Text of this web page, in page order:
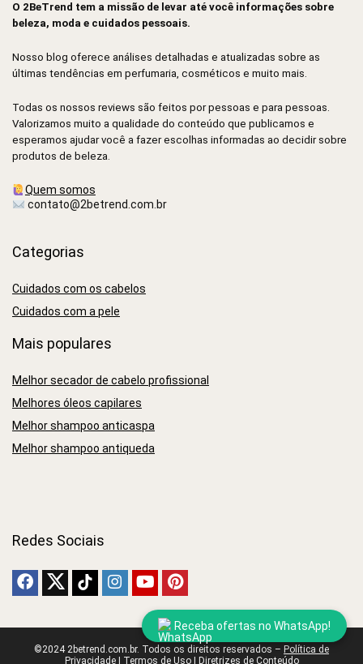
Receba ofertas no WhatsApp!
O 2BeTrend tem a missão de levar até você informações sobre
beleza, moda e cuidados pessoais.
Nosso blog oferece análises detalhadas e atualizadas sobre as
últimas tendências em perfumaria, cosméticos e muito mais.
Todas os nossos reviews são feitos por pessoas e para pessoas.
Valorizamos muito a qualidade do conteúdo que publicamos e
esperamos ajudar você a fazer escolhas informadas ao decidir sobre
produtos de beleza.
Quem somos
contato@2betrend.com.br
Categorias
Cuidados com os cabelos
Cuidados com a pele
Mais populares
Melhor secador de cabelo profissional
Melhores óleos capilares
Melhor shampoo anticaspa
Melhor shampoo antiqueda
Redes Sociais
©2024 2betrend.com.br. Todos os direitos reservados – Política de
Privacidade| Termos de Uso| Diretrizes de Conteúdo